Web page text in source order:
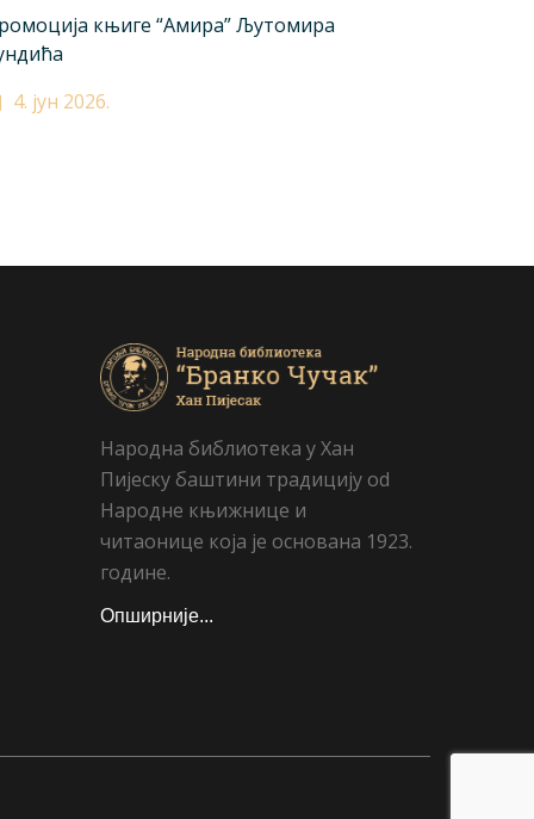
књиге “Амира” Љутомира
4. јун 2026.
Народна библиотека у Хан
Пијеску баштини традицију od
Народне књижнице и
читаонице која је основана 1923.
године.
Опширније...